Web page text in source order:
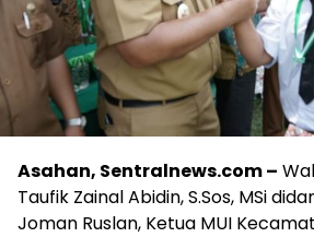
Asahan, Sentralnews.com –
Taufik Zainal Abidin, S.Sos, MSi
Joman Ruslan, Ketua MUI